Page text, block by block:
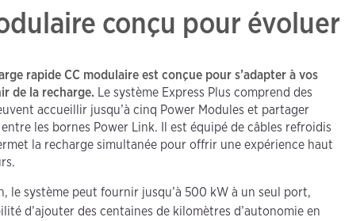
conçu pour évoluer
rapide CC modulaire est conçue pour s’adapter à vos
de la recharge. Le système Express Plus comprend des
accueillir jusqu’à cinq Power Modules et partager
les bornes Power Link. Il est équipé de câbles refroidis
la recharge simultanée pour offrir une expérience haut
le système peut fournir jusqu’à 500 kW à un seul port,
d’ajouter des centaines de kilomètres d’autonomie en